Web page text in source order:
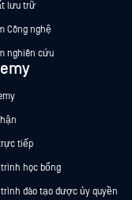
lưu trữ
Công nghệ
nghiên cứu
tiếp
học bổng
đào tạo được ủy quyền